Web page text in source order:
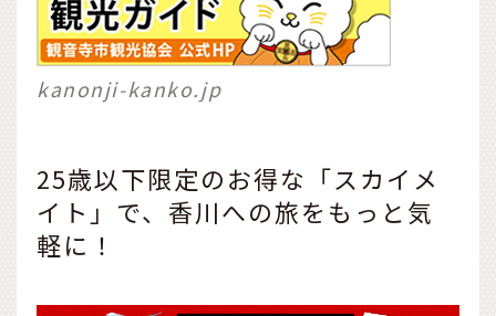
kanonji-kanko.jp
25歳以下限定のお得な「スカイメ
イト」で、香川への旅をもっと気
軽に！